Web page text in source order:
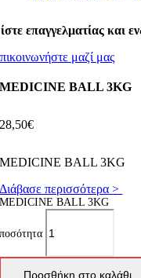
επαγγελματίας και
μαζί μας
MEDICINE BALL 3KG
28,50€
MEDICINE BALL 3KG
Διάβασε περισσότερα >
MEDICINE BALL 3KG
ποσότητα
Προσθήκη στο καλάθι